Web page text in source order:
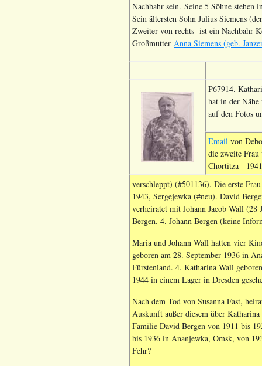
Nachbahr sein. Seine 5 Söhne
Sein ältersten Sohn Julius Siemens
Zweiter von rechts ist ein Nachbahr
Großmutter Anna Siemens (geb.
P67914.
hat in der
auf den Fotos
Email von
die zweite Frau
Chortitza - 1941
verschleppt) (#501136). Die erste
1943, Sergejewka (#neu). David
verheiratet mit Johann Jacob Wall (28
Bergen. 4. Johann Bergen (keine
Maria und Johann Wall hatten vier
geboren am 28. September 1936 in
Fürstenland. 4. Katharina Wall
1944 in einem Lager in Dresden
Nach dem Tod von Susanna Fast,
Auskunft außer diesem über
Familie David Bergen von 1911 bis
bis 1936 in Ananjewka, Omsk, von
Fehr?